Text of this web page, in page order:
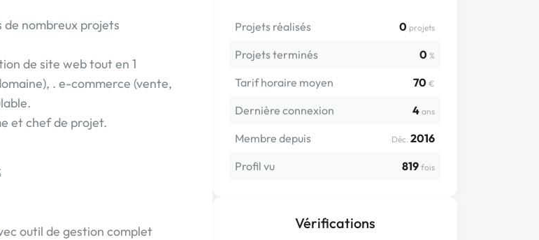
Projets réalisés 0 projets
Projets terminés 0 %
Tarif horaire moyen 70 €
Dernière connexion 4 ans
Membre depuis Déc. 2016
Profil vu
819 fois
Vérifications
de nombreux projets
de site web tout en 1
. e-commerce (vente,
et chef de projet.
outil de gestion complet